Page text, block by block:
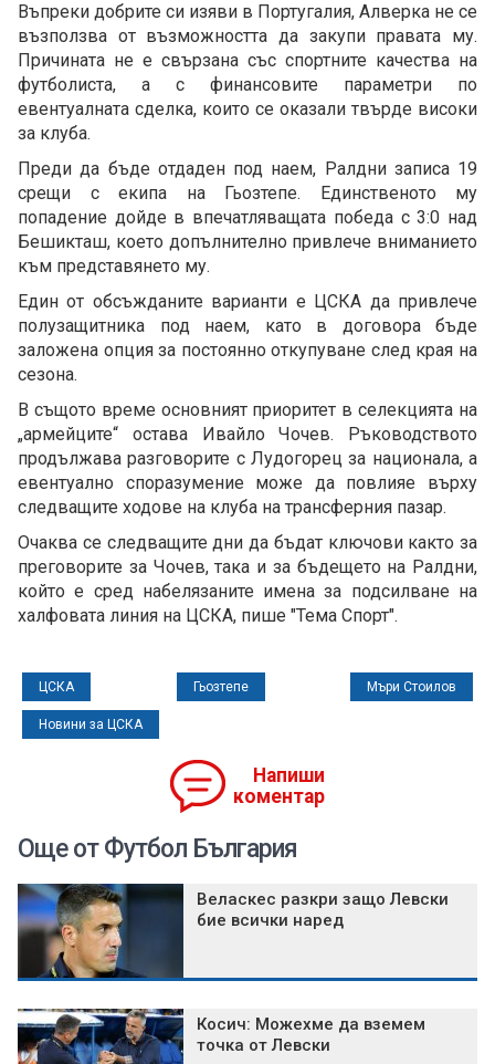
Въпреки добрите си изяви в Португалия, Алверка не се
възползва от възможността да закупи правата му.
Причината не е свързана със спортните качества на
футболиста, а с финансовите параметри по
евентуалната сделка, които се оказали твърде високи
за клуба.
Преди да бъде отдаден под наем, Ралдни записа 19
срещи с екипа на Гьозтепе. Единственото му
попадение дойде в впечатляващата победа с 3:0 над
Бешикташ, което допълнително привлече вниманието
към представянето му.
Един от обсъжданите варианти е ЦСКА да привлече
полузащитника под наем, като в договора бъде
заложена опция за постоянно откупуване след края на
сезона.
В същото време основният приоритет в селекцията на
„армейците“ остава Ивайло Чочев. Ръководството
продължава разговорите с Лудогорец за национала, а
евентуално споразумение може да повлияе върху
следващите ходове на клуба на трансферния пазар.
Очаква се следващите дни да бъдат ключови както за
преговорите за Чочев, така и за бъдещето на Ралдни,
който е сред набелязаните имена за подсилване на
халфовата линия на ЦСКА, пише "Тема Спорт".
ЦСКА Гьозтепе Мъри Стоилов
Новини за ЦСКА
Напиши
коментар
Още от Футбол България
Веласкес разкри защо Левски
бие всички наред
Косич: Можехме да вземем
точка от Левски